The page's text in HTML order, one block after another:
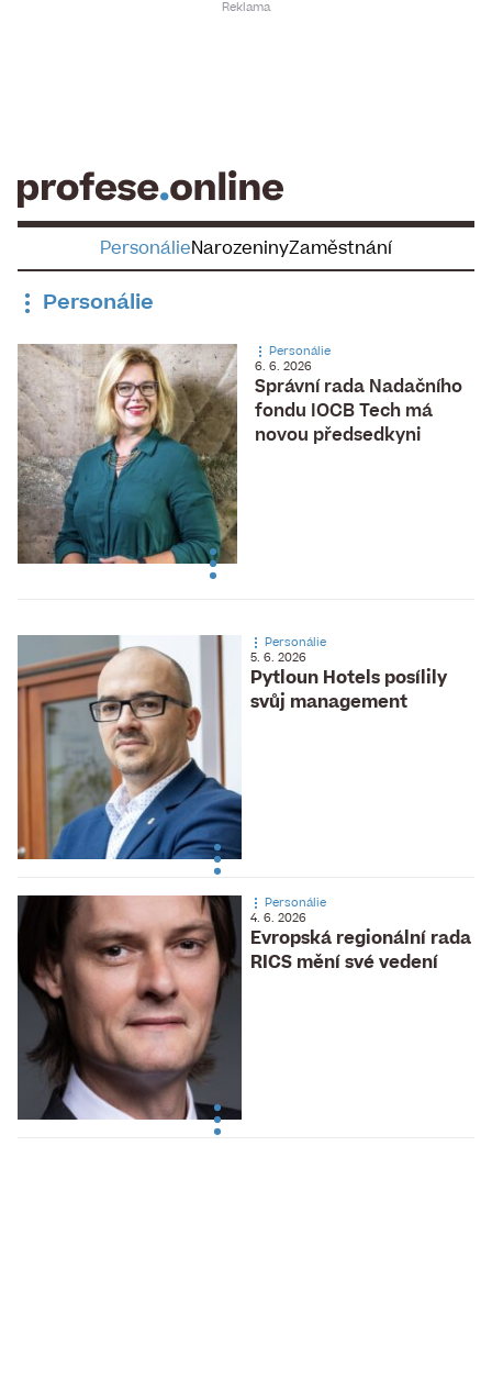
PersonálieNarozeninyZaměstnání
Personálie
Správní rada Nadačního
fondu IOCB Tech má
novou předsedkyni
Personálie
6. 6. 2026
Pytloun Hotels posílily
svůj management
Personálie
5. 6. 2026
Evropská regionální rada
RICS mění své vedení
Personálie
4. 6. 2026